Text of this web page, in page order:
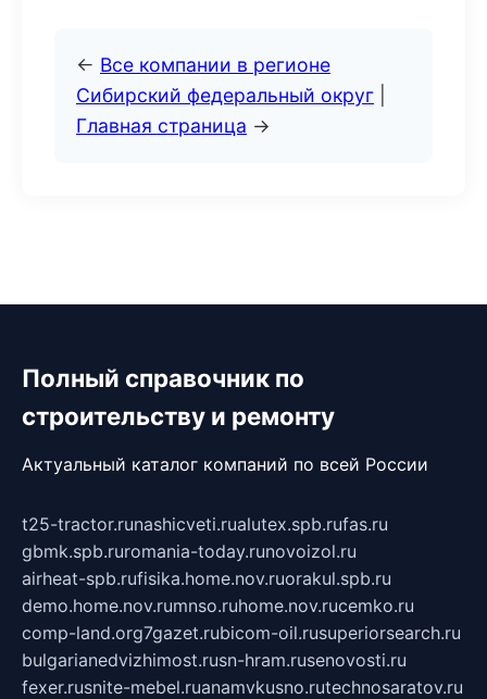
← Все компании в регионе
Сибирский федеральный округ
Главная страница →
Полный справочник по
строительству и ремонту
Актуальный каталог компаний по всей России
t25-tractor.runashicveti.rualutex.spb.rufas.ru
gbmk.spb.ruromania-today.runovoizol.ru
airheat-spb.rufisika.home.nov.ruorakul.spb.ru
demo.home.nov.rumnso.ruhome.nov.rucemko.ru
comp-land.org7gazet.rubicom-oil.rusuperiorsearch.ru
bulgarianedvizhimost.rusn-hram.rusenovosti.ru
fexer.rusnite-mebel.ruanamvkusno.rutechnosaratov.ru